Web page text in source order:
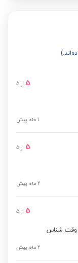
مشاهده قیمت
5 از 5
1 ماه پیش
5 از 5
2 ماه پیش
5 از 5
وقت شناس
2 ماه پیش